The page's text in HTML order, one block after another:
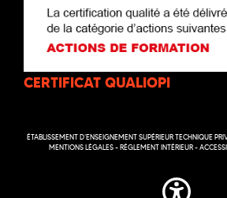
CERTIFICAT QUALIOPI
ÉTABLISSEMENT D’ENSEIGNEMENT SUPÉRIEUR TECHNIQUE
MENTIONS LÉGALES-RÉGLEMENT INTÉRIEUR-